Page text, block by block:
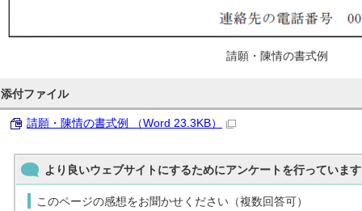
請願・陳情の書式例
添付ファイル
請願・陳情の書式例 （Word 23.3KB）
より良いウェブサイトにするためにアンケートを行っています
このページの感想をお聞かせください（複数回答可）